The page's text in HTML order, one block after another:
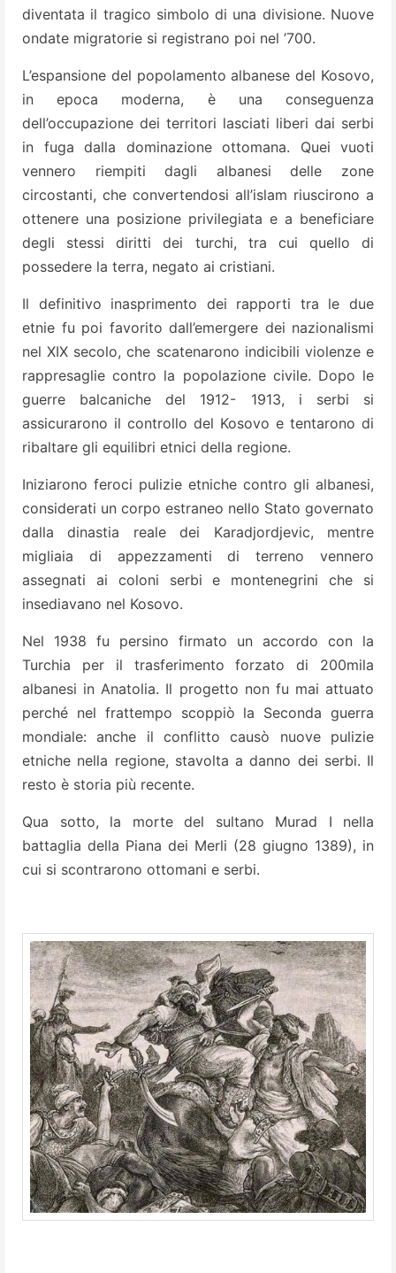
diventata il tragico simbolo di una divisione. Nuove
ondate migratorie si registrano poi nel ’700.
L’espansione del popolamento albanese del Kosovo,
in epoca moderna, è una conseguenza
dell’occupazione dei territori lasciati liberi dai serbi
in fuga dalla dominazione ottomana. Quei vuoti
vennero riempiti dagli albanesi delle zone
circostanti, che convertendosi all’islam riuscirono a
ottenere una posizione privilegiata e a beneficiare
degli stessi diritti dei turchi, tra cui quello di
possedere la terra, negato ai cristiani.
Il definitivo inasprimento dei rapporti tra le due
etnie fu poi favorito dall’emergere dei nazionalismi
nel XIX secolo, che scatenarono indicibili violenze e
rappresaglie contro la popolazione civile. Dopo le
guerre balcaniche del 1912- 1913, i serbi si
assicurarono il controllo del Kosovo e tentarono di
ribaltare gli equilibri etnici della regione.
Iniziarono feroci pulizie etniche contro gli albanesi,
considerati un corpo estraneo nello Stato governato
dalla dinastia reale dei Karadjordjevic, mentre
migliaia di appezzamenti di terreno vennero
assegnati ai coloni serbi e montenegrini che si
insediavano nel Kosovo.
Nel 1938 fu persino firmato un accordo con la
Turchia per il trasferimento forzato di 200mila
albanesi in Anatolia. Il progetto non fu mai attuato
perché nel frattempo scoppiò la Seconda guerra
mondiale: anche il conflitto causò nuove pulizie
etniche nella regione, stavolta a danno dei serbi. Il
resto è storia più recente.
Qua sotto, la morte del sultano Murad I nella
battaglia della Piana dei Merli (28 giugno 1389), in
cui si scontrarono ottomani e serbi.